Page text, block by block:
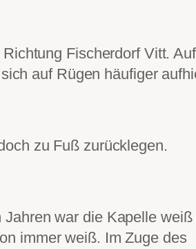
Fischerdorf Vitt.
auf Rügen häufiger
zu Fuß zurücklegen.
war die Kapelle weiß
immer weiß. Im Zuge des